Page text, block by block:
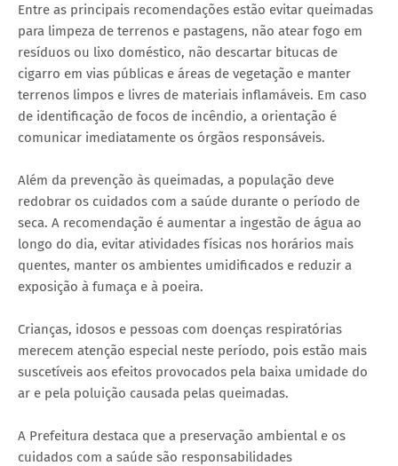
Entre as principais recomendações estão evitar queimadas
para limpeza de terrenos e pastagens, não atear fogo em
resíduos ou lixo doméstico, não descartar bitucas de
cigarro em vias públicas e áreas de vegetação e manter
terrenos limpos e livres de materiais inflamáveis. Em caso
de identificação de focos de incêndio, a orientação é
comunicar imediatamente os órgãos responsáveis.
Além da prevenção às queimadas, a população deve
redobrar os cuidados com a saúde durante o período de
seca. A recomendação é aumentar a ingestão de água ao
longo do dia, evitar atividades físicas nos horários mais
quentes, manter os ambientes umidificados e reduzir a
exposição à fumaça e à poeira.
Crianças, idosos e pessoas com doenças respiratórias
merecem atenção especial neste período, pois estão mais
suscetíveis aos efeitos provocados pela baixa umidade do
ar e pela poluição causada pelas queimadas.
A Prefeitura destaca que a preservação ambiental e os
cuidados com a saúde são responsabilidades